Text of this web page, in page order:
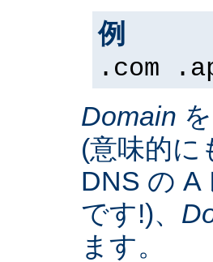
例
.com
Domain を
(意味的に
DNS の A
です!)、
ます。